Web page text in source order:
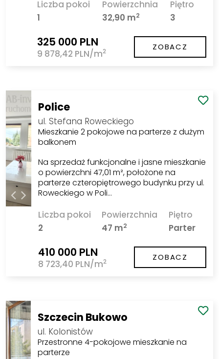
Liczba pokoi
1
Powierzchnia
32,90 m2
Piętro
3
325 000 PLN
9 878,42 PLN/m2 ZOBACZ
Police
ul. Stefana Roweckiego
Mieszkanie 2 pokojowe na parterze z dużym
balkonem
Na sprzedaż funkcjonalne i jasne mieszkanie
o powierzchni 47,01 m², położone na
parterze czteropiętrowego budynku przy ul.
Roweckiego w Poli…
Liczba pokoi
2
Powierzchnia
47 m2
Piętro
Parter
410 000 PLN
8 723,40 PLN/m2 ZOBACZ
Szczecin Bukowo
ul. Kolonistów
Przestronne 4-pokojowe mieszkanie na
parterze